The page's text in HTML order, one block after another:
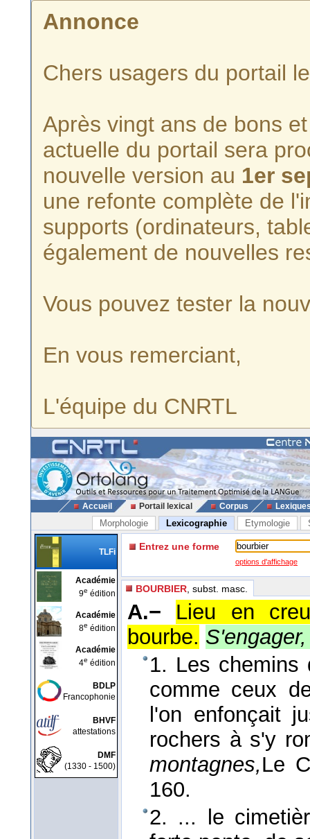
Annonce
Chers usagers du portail
Après vingt ans de bons
actuelle du portail sera
nouvelle version au 1er
une refonte complète de
supports (ordinateurs,
également de nouvelles
Vous pouvez tester la
En vous remerciant,
L'équipe du CNRTL
Accueil Portail lexical Corpus
Morphologie Lexicographie Etymologie
TLFi
Académie
9e édition
Académie
8e édition
Académie
4e édition
BDLP
Francophonie
BHVF
attestations
DMF
(1330 - 1500)
Entrez une forme
options d'affichage
BOURBIER , subst. masc.
A.−
Lieu en
bourbe.
1. Les chemins
comme ceux
l'on enfonçait
rochers à s'y
montagnes,Le
160.
2. ... le